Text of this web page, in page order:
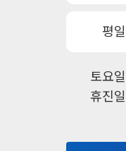
평
토요
휴진일